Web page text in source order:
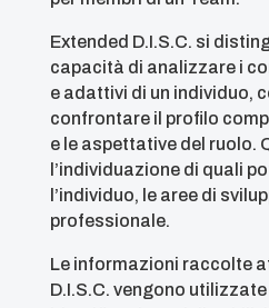
Extended D.I.S.C. si
capacità di analizzare i
e adattivi di un individuo,
confrontare il profilo
e le aspettative del ruolo.
l’individuazione di quali
l’individuo, le aree di
professionale.
Le informazioni raccolte
D.I.S.C. vengono